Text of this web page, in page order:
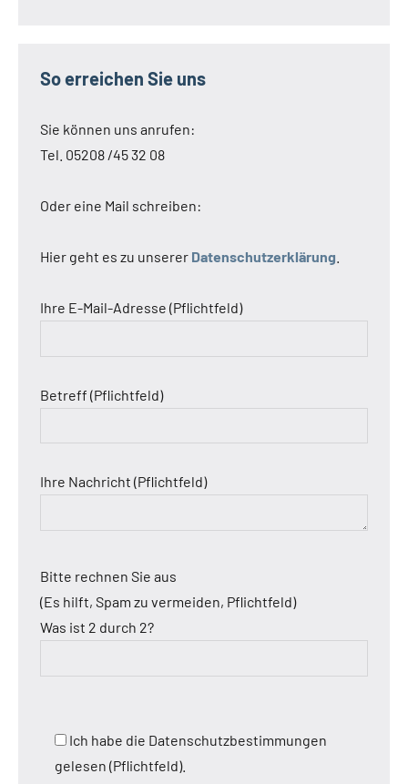
So erreichen Sie uns
Sie können uns anrufen:
Tel. 05208 /45 32 08
Oder eine Mail schreiben:
Hier geht es zu unserer Datenschutzerklärung
Ihre E-Mail-Adresse (Pflichtfeld)
Betreff (Pflichtfeld)
Ihre Nachricht (Pflichtfeld)
Bitte rechnen Sie aus
(Es hilft, Spam zu vermeiden, Pflichtfeld)
Was ist 2 durch 2?
Ich habe die Datenschutzbestimmungen
gelesen (Pflichtfeld).